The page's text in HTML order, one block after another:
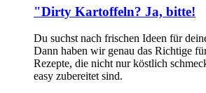
"Dirty Kartoffeln? Ja, bitte!
Du suchst nach frischen Ideen für
Dann haben wir genau das Richtige
Rezepte, die nicht nur köstlich
easy zubereitet sind.